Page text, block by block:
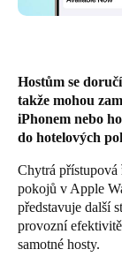
France
Français
Netherlands
NederlandsEnglish
Belgium
Hostům se
takže mohou
iPhonem nebo
do hotelových
Chytrá
pokojů v Apple
představuje další
provozní
samotné hosty.